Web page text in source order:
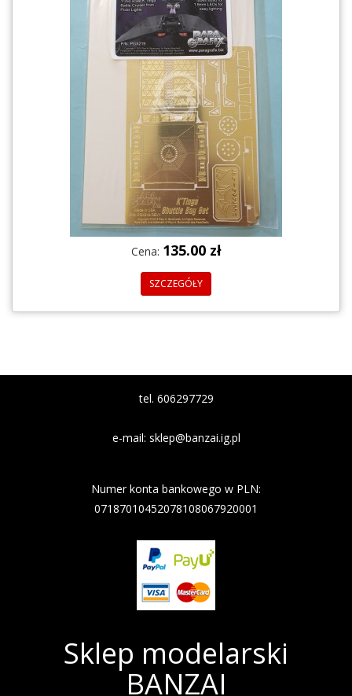
Cena: 135.00 zł
SZCZEGÓŁY
tel. 606297729
e-mail: sklep@banzai.ig.pl
Numer konta bankowego w PLN:
07187010452078108067920001
Sklep modelarski
BANZAI